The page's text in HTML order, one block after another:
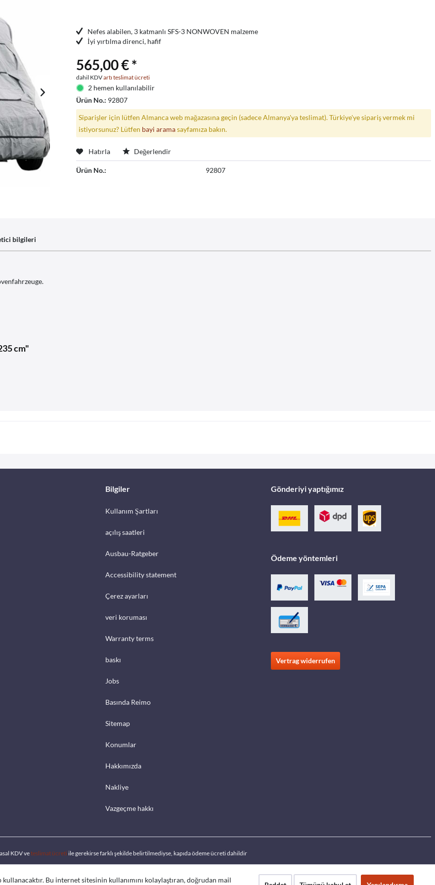
Nefes alabilen, 3 katmanlı SFS-3 NONWOVEN malzeme
İyi yırtılma direnci, hafif
565,00 € *
dahil KDVartı teslimat ücreti
2 hemen kullanılabilir
Ürün No.: 92807
Siparişler için lütfen Almanca web mağazasına geçin (sadece Almanya'ya teslimat). Türkiye'ye sipariş vermek mi
istiyorsunuz? Lütfen bayi aramasayfamıza bakın.
Hatırla Değerlendir
Ürün No.: 92807
bilgileri
cm"
Bilgiler
Kullanım Şartları
açılış saatleri
Ausbau-Ratgeber
Accessibility statement
Çerez ayarları
veri koruması
Warranty terms
baskı
Jobs
Basında Reimo
Sitemap
Konumlar
Hakkımızda
Nakliye
Vazgeçme hakkı
Gönderiyi yaptığımız
Ödeme yöntemleri
Vertrag widerrufen
KDV veteslimat ücreti ile gerekirse farklı şekilde belirtilmediyse, kapıda ödeme ücreti dahildir
Bu internet sitesinin kullanımını kolaylaştıran, doğrudan mail